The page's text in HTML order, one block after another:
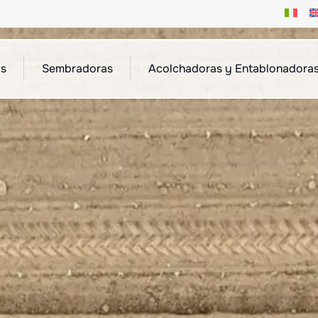
Sembradoras Acolchadoras y